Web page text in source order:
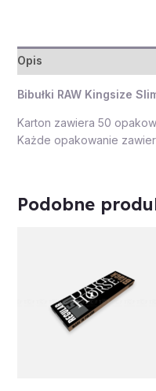
Opis
Bibułki RAW Kingsize
Karton zawiera 50
Każde opakowanie
Podobne